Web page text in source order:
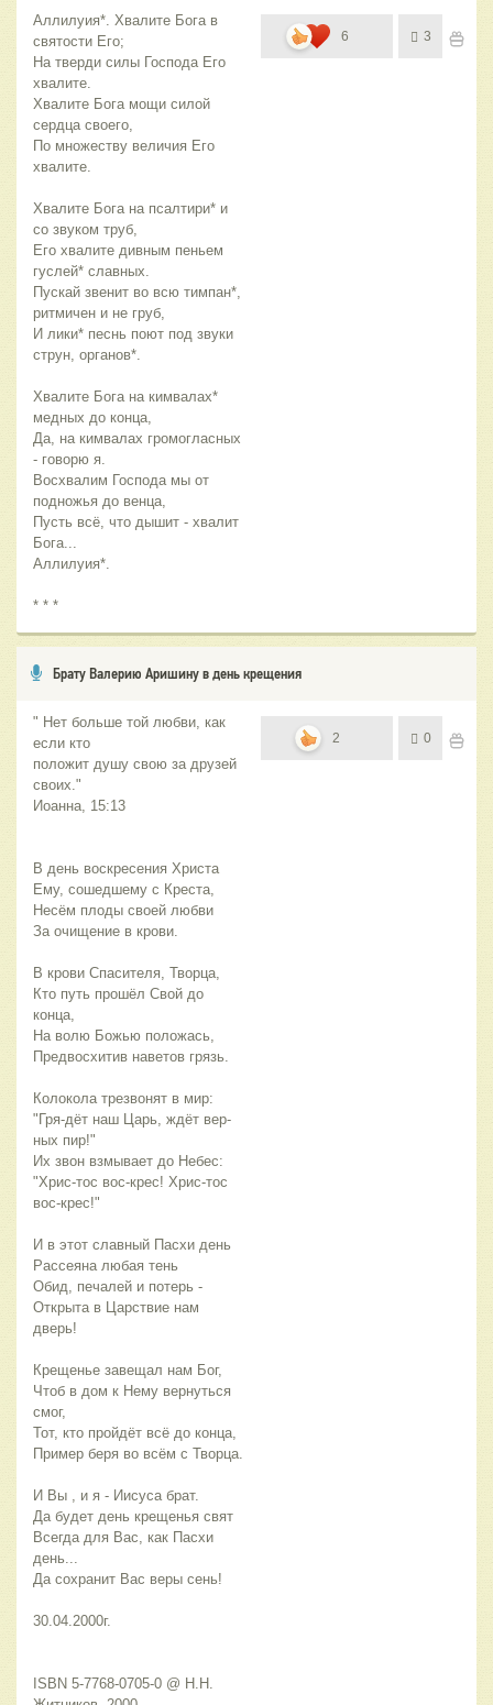
Аллилуия*. Хвалите Бога в
святости Его;
На тверди силы Господа Его
хвалите.
Хвалите Бога мощи силой
сердца своего,
По множеству величия Его
хвалите.
Хвалите Бога на псалтири* и
со звуком труб,
Его хвалите дивным пеньем
гуслей* славных.
Пускай звенит во всю тимпан*,
ритмичен и не груб,
И лики* песнь поют под звуки
струн, органов*.
Хвалите Бога на кимвалах*
медных до конца,
Да, на кимвалах громогласных
- говорю я.
Восхвалим Господа мы от
подножья до венца,
Пусть всё, что дышит - хвалит
Бога...
Аллилуия*.
* * *
6 3
Брату Валерию Аришину в день крещения
" Нет больше той любви, как
если кто
положит душу свою за друзей
своих."
Иоанна, 15:13
В день воскресения Христа
Ему, сошедшему с Креста,
Несём плоды своей любви
За очищение в крови.
В крови Спасителя, Творца,
Кто путь прошёл Свой до
конца,
На волю Божью положась,
Предвосхитив наветов грязь.
Колокола трезвонят в мир:
"Гря-дёт наш Царь, ждёт вер-
ных пир!"
Их звон взмывает до Небес:
"Хрис-тос вос-крес! Хрис-тос
вос-крес!"
И в этот славный Пасхи день
Рассеяна любая тень
Обид, печалей и потерь -
Открыта в Царствие нам
дверь!
Крещенье завещал нам Бог,
Чтоб в дом к Нему вернуться
смог,
Тот, кто пройдёт всё до конца,
Пример беря во всём с Творца.
И Вы , и я - Иисуса брат.
Да будет день крещенья свят
Всегда для Вас, как Пасхи
день...
Да сохранит Вас веры сень!
30.04.2000г.
ISBN 5-7768-0705-0 @ Н.Н.
2 0